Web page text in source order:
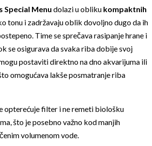
Special Menu dolazi u obliku kompaktnih
tonu i zadržavaju oblik dovoljno dugo da ih
Time se sprečava rasipanje hrane i
se osigurava da svaka riba dobije svoj
postaviti direktno na dno akvarijuma ili
omogućava lakše posmatranje riba
opterećuje filter i ne remeti biološku
što je posebno važno kod manjih
volumenom vode.